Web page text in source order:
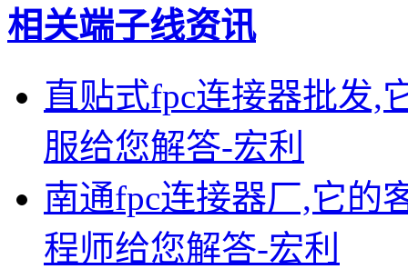
相关端子线资讯
直贴式fpc连接器批发,
服给您解答-宏利
南通fpc连接器厂,它的
程师给您解答-宏利